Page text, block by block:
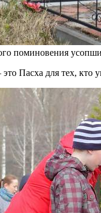
поминовения
Пасха для тех, кто